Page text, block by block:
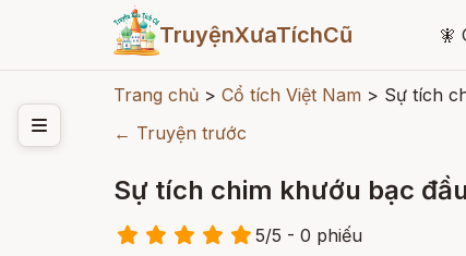
TruyệnXưaTíchCũ 🧚
Trang chủ > Cổ tích Việt Nam > Sự tích
← Truyện trước
Sự tích chim khướu bạc đầu
5/5 - 0 phiếu